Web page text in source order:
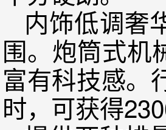
内饰低调奢
围。炮筒式机
富有科技感。
时，可获得